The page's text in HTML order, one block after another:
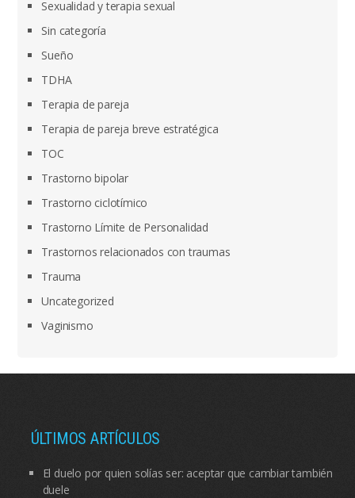
Sexualidad y terapia sexual
Sin categoría
Sueño
TDHA
Terapia de pareja
Terapia de pareja breve estratégica
TOC
Trastorno bipolar
Trastorno ciclotímico
Trastorno Límite de Personalidad
Trastornos relacionados con traumas
Trauma
Uncategorized
Vaginismo
ÚLTIMOS ARTÍCULOS
El duelo por quien solías ser: aceptar que cambiar también
duele